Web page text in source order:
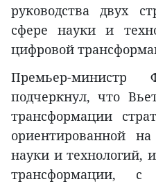
руководства двух
сфере науки и
цифровой
Премьер-
подчеркнул, что
трансформации
ориентированной
науки и технологий,
трансформации,